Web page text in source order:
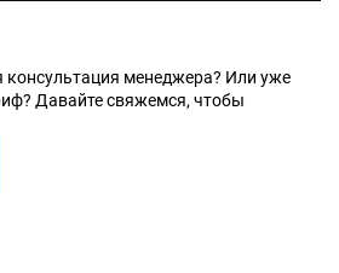
консультация менеджера? Или уже
Давайте свяжемся, чтобы